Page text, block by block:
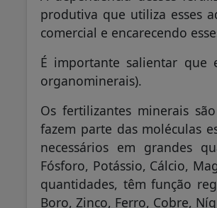
produtiva que utiliza esses
comercial e encarecendo
É importante salientar que
organominerais).
Os fertilizantes minerais
fazem parte das moléculas
necessários em grandes
Fósforo, Potássio, Cálcio,
quantidades, têm função
Boro, Zinco, Ferro, Cobre,